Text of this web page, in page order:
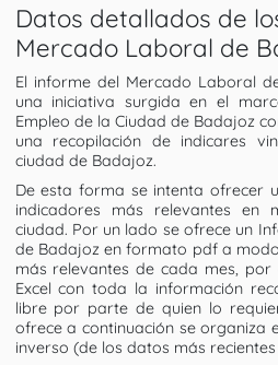
Datos detallados de
Mercado Laboral de
El informe del Mercado Laboral
una iniciativa surgida en el
Empleo de la Ciudad de Badajoz
una recopilación de indicares
ciudad de Badajoz.
De esta forma se intenta ofrecer
indicadores más relevantes en
ciudad. Por un lado se ofrece un
de Badajoz en formato pdf a
más relevantes de cada mes,
Excel con toda la información
libre por parte de quien lo
ofrece a continuación se organiza
inverso (de los datos más